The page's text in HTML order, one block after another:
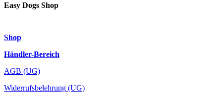
Easy Dogs Shop
Shop
Händler-Bereich
AGB (UG)
Widerrufsbelehrung (UG)